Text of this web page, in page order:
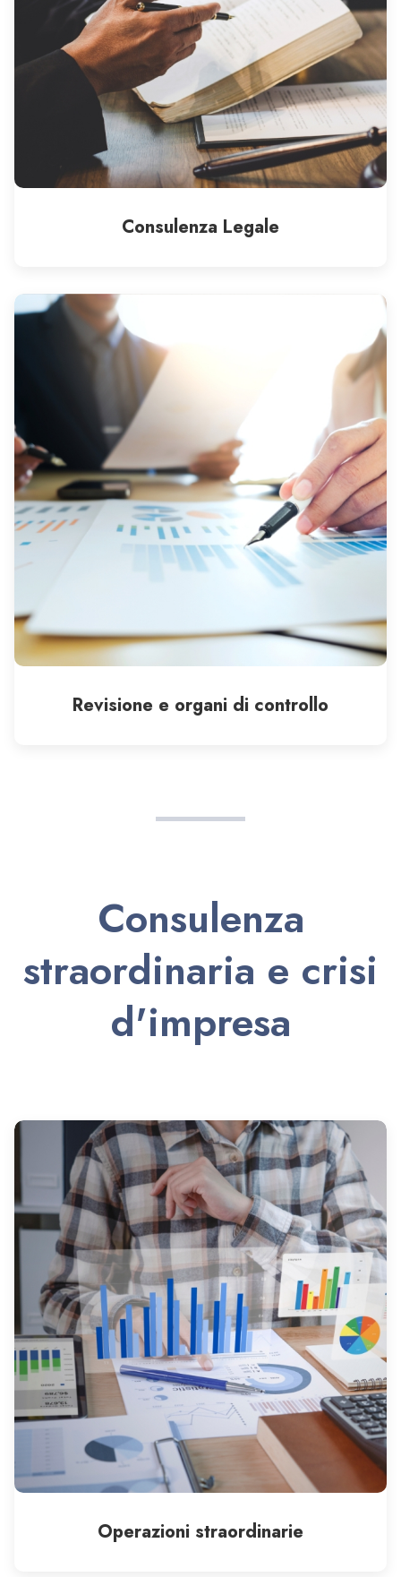
Consulenza Legale
Revisione e organi di controllo
Consulenza
straordinaria e crisi
d'impresa
Operazioni straordinarie